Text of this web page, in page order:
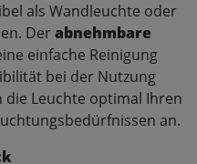
als Wandleuchte oder
Derabnehmbare
einfache Reinigung
bei der Nutzung
die Leuchte optimal Ihren
an.